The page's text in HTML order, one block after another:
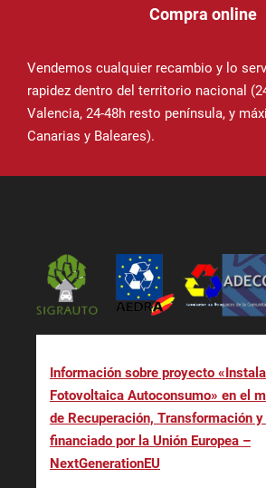
Compra online
Vendemos cualquier recambio y lo
rapidez dentro del territorio nacional
Valencia, 24-48h resto península, y
Canarias y Baleares).
Información sobre proyecto
Fotovoltaica Autoconsumo» en el
de Recuperación, Transformación
financiado por la Unión Europea –
NextGenerationEU